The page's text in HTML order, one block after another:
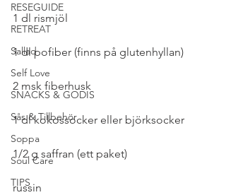
RESEGUIDE
RETREAT
Sallad
Self Love
SNACKS & GODIS
Sås & Tillbehör
Soppa
Soul Care
TIPS
1 dl rismjöl
1 dl pofiber (finns på glutenhyllan)
2 msk fiberhusk
1 dl kokossocker eller björksocker
1/2 g saffran (ett paket)
russin